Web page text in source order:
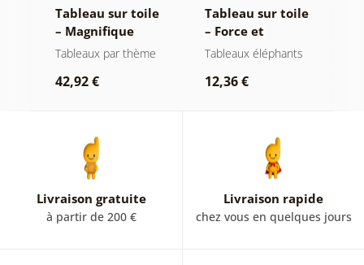
Tableau sur toile
– Magnifique
sommet de
et blanc
Tableaux par thème
42,92 €
Tableau sur toile
– Force et
sérénité de
Tableaux éléphants
12,36 €
Livraison gratuite
à partir de 200 €
Livraison rapide
chez vous en quelques jours